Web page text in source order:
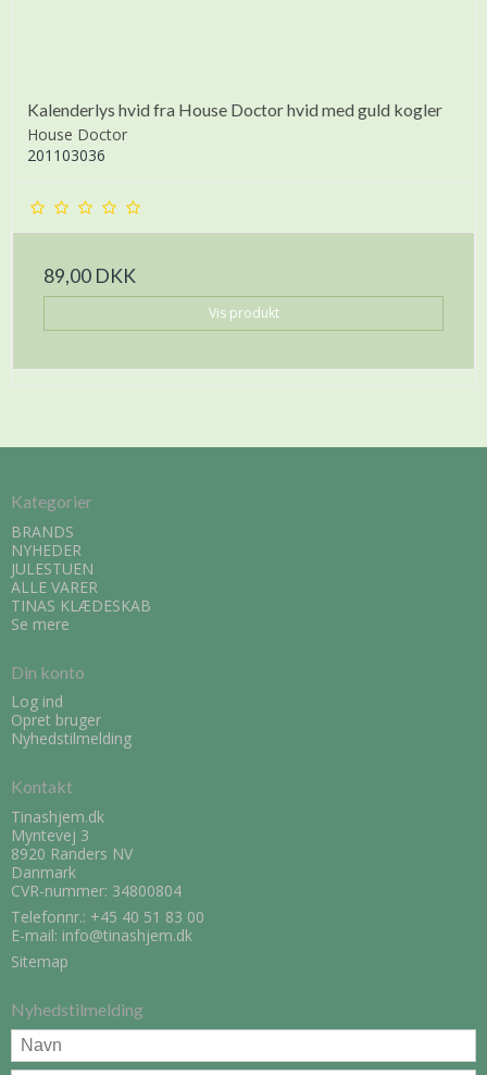
Kalenderlys hvid fra House Doctor hvid med guld kogler
House Doctor
201103036
89,00 DKK
Vis produkt
Kategorier
BRANDS
NYHEDER
JULESTUEN
ALLE VARER
TINAS KLÆDESKAB
Se mere
Din konto
Log ind
Opret bruger
Nyhedstilmelding
Kontakt
Tinashjem.dk
Myntevej 3
8920 Randers NV
Danmark
CVR-nummer: 34800804
Telefonnr.: +45 40 51 83 00
E-mail: info@tinashjem.dk
Sitemap
Nyhedstilmelding